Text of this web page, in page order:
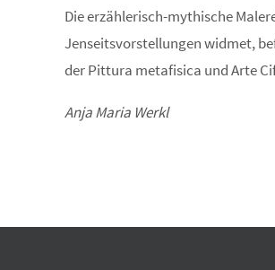
Die erzählerisch-mythische
Jenseitsvorstellungen widmet,
der Pittura metafisica und Arte
Anja Maria Werkl